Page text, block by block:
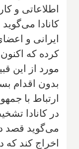
اطلاعاتی و
کانادا
ایرانی و
بدون اقدام
ارتباط با
در کانادا
اخراج کند